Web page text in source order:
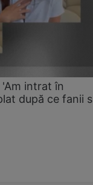
intrat în
după ce fanii